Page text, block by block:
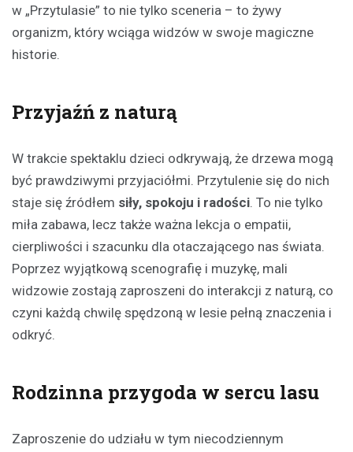
w „Przytulasie” to nie tylko sceneria – to żywy
organizm, który wciąga widzów w swoje magiczne
historie.
Przyjaźń z naturą
W trakcie spektaklu dzieci odkrywają, że drzewa mogą
być prawdziwymi przyjaciółmi. Przytulenie się do nich
staje się źródłem siły, spokoju i radości. To nie tylko
miła zabawa, lecz także ważna lekcja o empatii,
cierpliwości i szacunku dla otaczającego nas świata.
Poprzez wyjątkową scenografię i muzykę, mali
widzowie zostają zaproszeni do interakcji z naturą, co
czyni każdą chwilę spędzoną w lesie pełną znaczenia i
odkryć.
Rodzinna przygoda w sercu lasu
Zaproszenie do udziału w tym niecodziennym